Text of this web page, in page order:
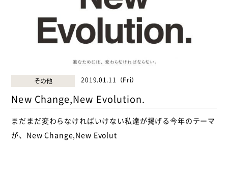
その他 2019.01.11（Fri）
New Change,New Evolution.
まだまだ変わらなければいけない私達が掲げる今年のテーマ
が、New Change,New Evolut